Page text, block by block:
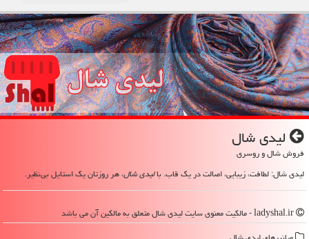
لیدی شال
فروش شال و روسری
لیدی شال: لطافت، زیبایی، اصالت در یک قاب. بالیدی شال، هر روزتان یک استایل بی‌نظیر.